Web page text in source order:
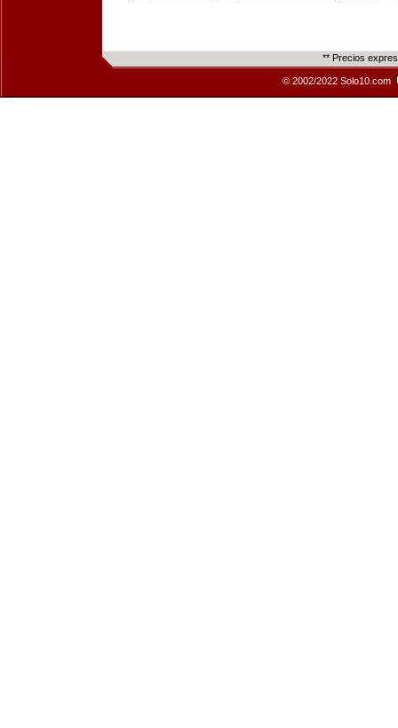
** Precios
© 2002/2022 Solo10.com